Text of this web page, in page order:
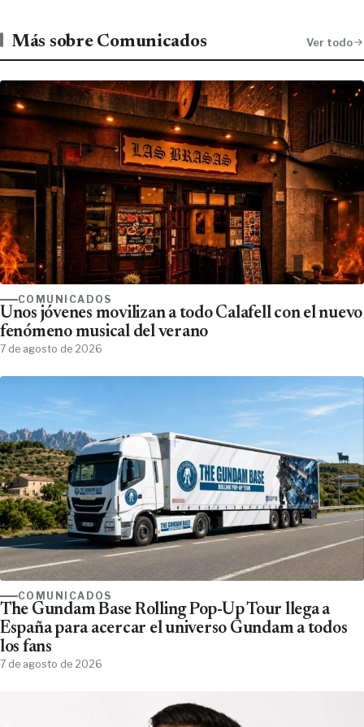
Más sobre Comunicados Ver todo
COMUNICADOS
Unos jóvenes movilizan a todo Calafell con el nuevo
fenómeno musical del verano
7 de agosto de 2026
COMUNICADOS
The Gundam Base Rolling Pop-Up Tour llega a
España para acercar el universo Gundam a todos
los fans
7 de agosto de 2026